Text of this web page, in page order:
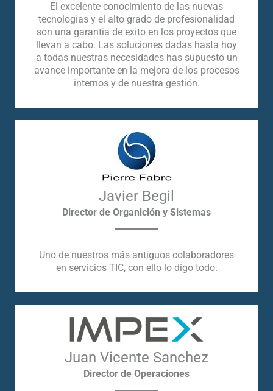
El excelente conocimiento de las nuevas
tecnologias y el alto grado de profesionalidad
son una garantia de exito en los proyectos que
llevan a cabo. Las soluciones dadas hasta hoy
a todas nuestras necesidades has supuesto un
avance importante en la mejora de los procesos
internos y de nuestra gestión.
Javier Begil
Director de Organición y Sistemas
Uno de nuestros más antiguos colaboradores
en servicios TIC, con ello lo digo todo.
Juan Vicente Sanchez
Director de Operaciones